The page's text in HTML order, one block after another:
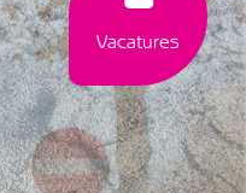
Vacatures